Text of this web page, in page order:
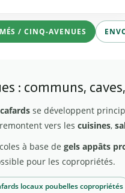
/ CINQ-AVENUES
: communs,
cafards se développent
vers les cuisines,
à base de gels appâts
pour les copropriétés.
locaux poubelles copropriétés